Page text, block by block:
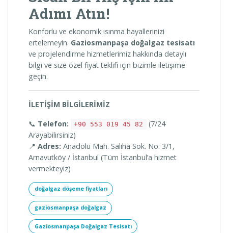
Adımı Atın!
Konforlu ve ekonomik ısınma hayallerinizi
ertelemeyin. Gaziosmanpaşa doğalgaz tesisatı
ve projelendirme hizmetlerimiz hakkında detaylı
bilgi ve size özel fiyat teklifi için bizimle iletişime
geçin.
İLETİŞİM BİLGİLERİMİZ
📞 Telefon: +90 553 019 45 82
(7/24
Arayabilirsiniz)
📍 Adres: Anadolu Mah. Saliha Sok. No: 3/1,
Arnavutköy / İstanbul (Tüm İstanbul’a hizmet
vermekteyiz)
doğalgaz döşeme fiyatları
gaziosmanpaşa doğalgaz
Gaziosmanpaşa Doğalgaz Tesisatı